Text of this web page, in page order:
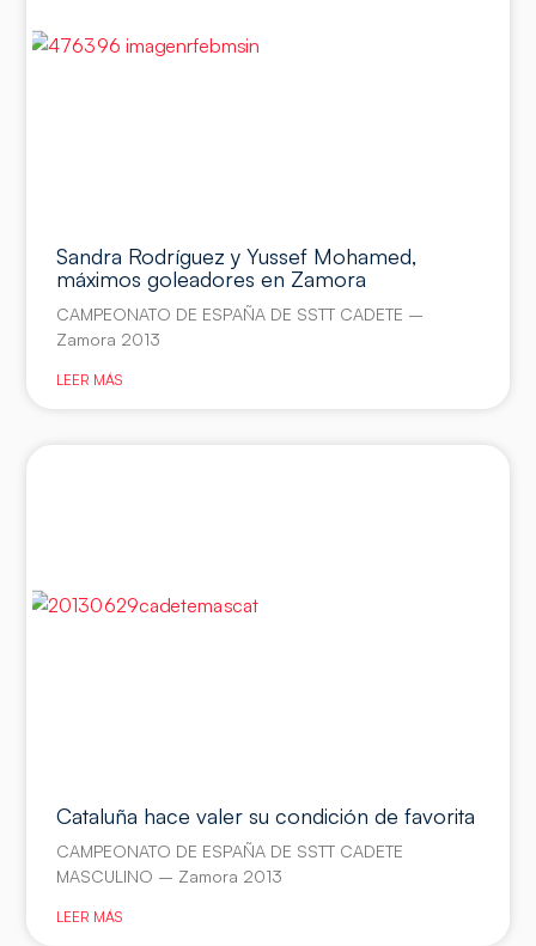
Sandra Rodríguez y Yussef Mohamed,
máximos goleadores en Zamora
CAMPEONATO DE ESPAÑA DE SSTT CADETE –
Zamora 2013
LEER MÁS
Cataluña hace valer su condición de favorita
CAMPEONATO DE ESPAÑA DE SSTT CADETE
MASCULINO – Zamora 2013
LEER MÁS